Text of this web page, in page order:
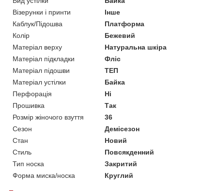
Візерунки і принти
Інше
Каблук/Підошва
Платформа
Колір
Бежевий
Матеріал верху
Натуральна шкіра
Матеріал підкладки
Фліс
Матеріал підошви
ТЕП
Матеріал устілки
Байка
Перфорація
Ні
Прошивка
Так
Розмір жіночого взуття
36
Сезон
Демісезон
Стан
Новий
Стиль
Повсякденний
Тип носка
Закритий
Форма миска/носка
Круглий